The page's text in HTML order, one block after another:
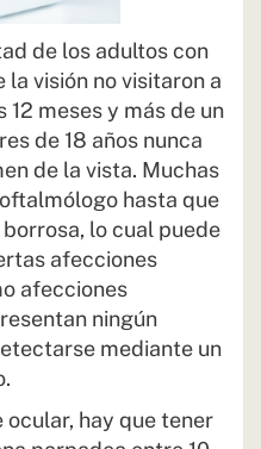
de los adultos con
visión no visitaron a
meses y más de un
de 18 años nunca
de la vista. Muchas
hasta que
lo cual puede
afecciones
afecciones
ningún
mediante un
hay que tener